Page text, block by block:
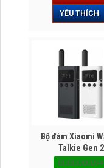
YÊU THÍCH
Bộ đàm Xiaomi
Talkie Gen 2
BDBD000094